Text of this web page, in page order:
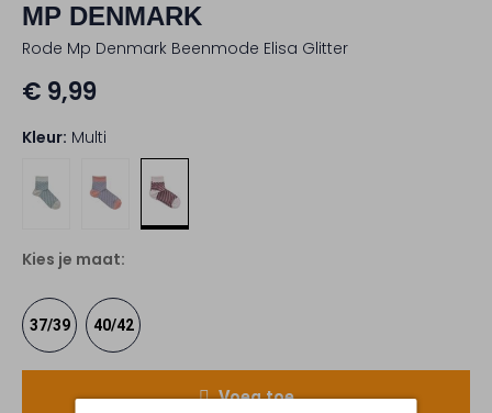
MP DENMARK
Rode Mp Denmark Beenmode Elisa Glitter
€ 9,99
Kleur: Multi
Kies je maat:
37/39 40/42
Voeg toe